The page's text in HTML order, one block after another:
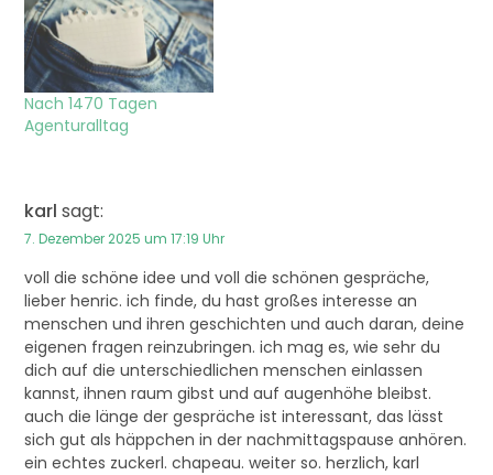
Nach 1470 Tagen
Agenturalltag
karl sagt:
7. Dezember 2025 um 17:19 Uhr
voll die schöne idee und voll die schönen gespräche,
lieber henric. ich finde, du hast großes interesse an
menschen und ihren geschichten und auch daran, deine
eigenen fragen reinzubringen. ich mag es, wie sehr du
dich auf die unterschiedlichen menschen einlassen
kannst, ihnen raum gibst und auf augenhöhe bleibst.
auch die länge der gespräche ist interessant, das lässt
sich gut als häppchen in der nachmittagspause anhören.
ein echtes zuckerl. chapeau. weiter so. herzlich, karl